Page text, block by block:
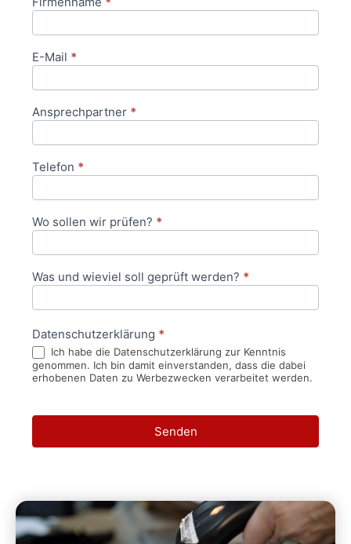
Anfrageformular
E-Mail *
Ansprechpartner *
Telefon *
Wo sollen wir prüfen? *
Was und wieviel soll geprüft werden? *
Datenschutzerklärung *
Ich habe die Datenschutzerklärung zur Kenntnis
genommen. Ich bin damit einverstanden, dass die dabei
erhobenen Daten zu Werbezwecken verarbeitet werden.
Senden